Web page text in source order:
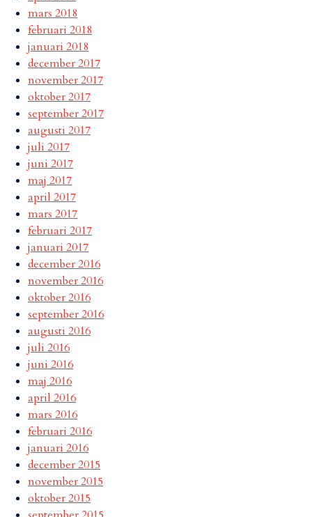
mars 2018
februari 2018
januari 2018
december 2017
november 2017
oktober 2017
september 2017
augusti 2017
juli 2017
juni 2017
maj 2017
april 2017
mars 2017
februari 2017
januari 2017
december 2016
november 2016
oktober 2016
september 2016
augusti 2016
juli 2016
juni 2016
maj 2016
april 2016
mars 2016
februari 2016
januari 2016
december 2015
november 2015
oktober 2015